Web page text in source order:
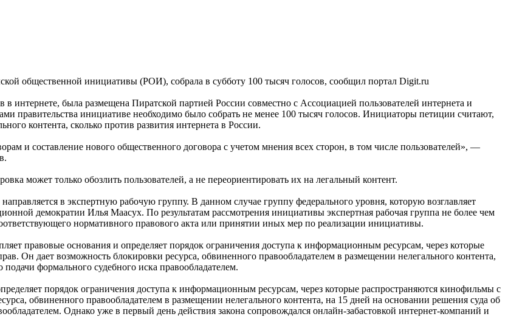
общественной инициативы (РОИ), собрала в субботу 100 тысяч голосов, сообщил портал Digit.ru
интернете, была размещена Пиратской партией России совместно с Ассоциацией пользователей интернета и
правительства инициативе необходимо было собрать не менее 100 тысяч голосов. Инициаторы петиции считают,
контента, сколько против развития интернета в России.
и составление нового общественного договора с учетом мнения всех сторон, в том числе пользователей», —
может только обозлить пользователей, а не переориентировать их на легальный контент.
в экспертную рабочую группу. В данном случае группу федерального уровня, которую возглавляет
демократии Илья Маасух. По результатам рассмотрения инициативы экспертная рабочая группа не более чем
нормативного правового акта или принятии иных мер по реализации инициативы.
правовые основания и определяет порядок ограничения доступа к информационным ресурсам, через которые
Он дает возможность блокировки ресурса, обвиненного правообладателем в размещении нелегального контента,
формального судебного иска правообладателем.
порядок ограничения доступа к информационным ресурсам, через которые распространяются кинофильмы с
обвиненного правообладателем в размещении нелегального контента, на 15 дней на основании решения суда об
Однако уже в первый день действия закона сопровождался онлайн-забастовкой интернет-компаний и